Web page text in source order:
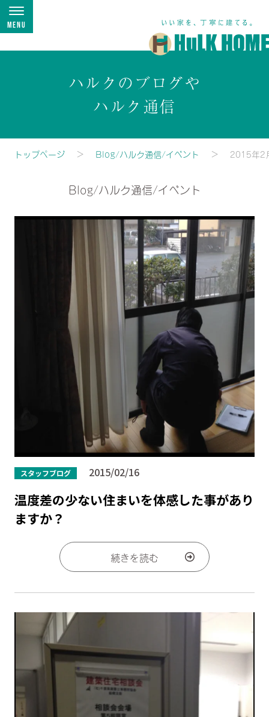
Menu
ハルクのブログや
ハルク通信
トップページ Blog/ハルク通信/イベント 2015年2
Blog/ハルク通信/イベント
スタッフブログ 2015/02/16
温度差の少ない住まいを体感した事があり
ますか？
続きを読む